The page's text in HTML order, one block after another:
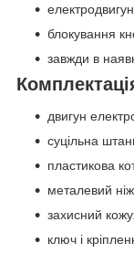
блокування
завжди в
двигун
суцільна
пластикова
металевий
захисний
ключ і